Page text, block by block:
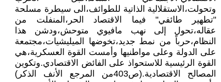
وتحولت،الاستقلالية الذاتية للطوائف،الى سيطرة مسلحة
"تطهير طائفي" فيما الاقتصاد الحر،المنفلت من
عقاله،تحول إلى نهب مافيوي متوحش،ودشن هذا
النظام،حرباً من نمط جديد،تخوضها الميليشيات،مجتمعة
على الدولة وعلى مواطنيها وأمست القوة العسكرية،هي
القوة الرئيسية للاستحواذ على الفائض الاقتصادي.وتكوين
المصالح الاقتصادية.(ص403من المرجع الأنف الذكر)